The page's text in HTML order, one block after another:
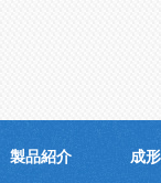
製品紹介 成